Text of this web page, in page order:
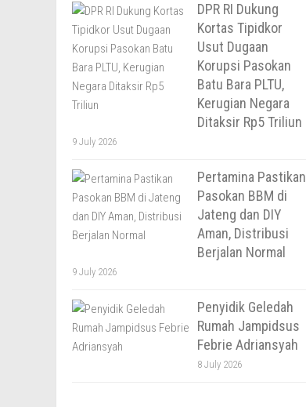
DPR RI Dukung
Kortas Tipidkor
Usut Dugaan
Korupsi Pasokan
Batu Bara PLTU,
Kerugian Negara
Ditaksir Rp5 Triliun
9 July 2026
Pertamina Pastikan
Pasokan BBM di
Jateng dan DIY
Aman, Distribusi
Berjalan Normal
9 July 2026
Penyidik Geledah
Rumah Jampidsus
Febrie Adriansyah
8 July 2026